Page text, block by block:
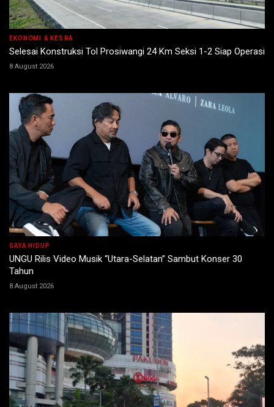
EKONOMI & KESRA
Selesai Konstruksi Tol Prosiwangi 24 Km Seksi 1-2 Siap Operasi
8 August 2026
GAYA HIDUP
UNGU Rilis Video Musik “Utara-Selatan” Sambut Konser 30
Tahun
8 August 2026